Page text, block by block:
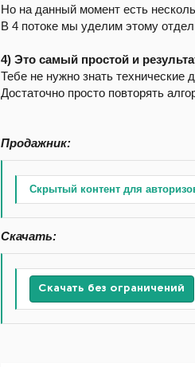
Но на данный момент есть
В 4 потоке мы уделим этому
4) Это самый простой и
Тебе не нужно знать технические
Достаточно просто повторять
Продажник:
Скрытый контент для
Скачать:
Скачать без ограничений